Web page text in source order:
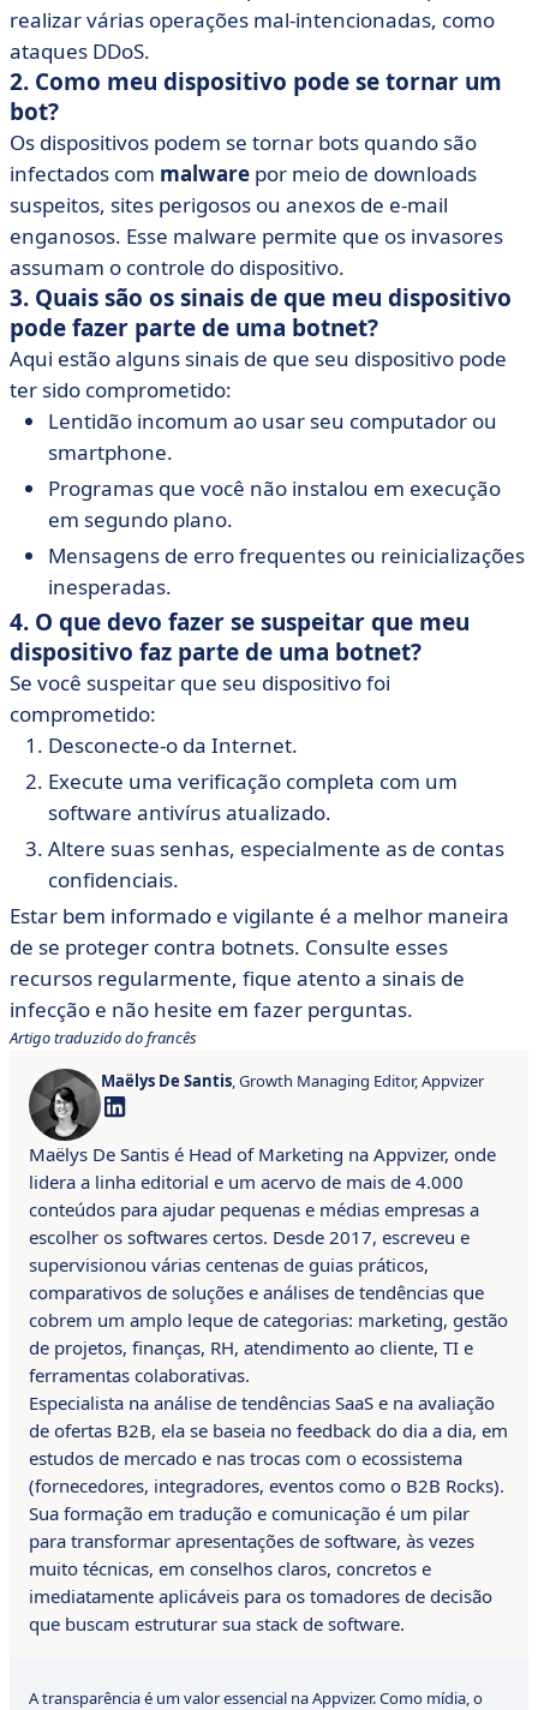
realizar várias operações mal-intencionadas, como
ataques DDoS.
2. Como meu dispositivo pode se tornar um
bot?
Os dispositivos podem se tornar bots quando são
infectados com malware por meio de downloads
suspeitos, sites perigosos ou anexos de e-mail
enganosos. Esse malware permite que os invasores
assumam o controle do dispositivo.
3. Quais são os sinais de que meu dispositivo
pode fazer parte de uma botnet?
Aqui estão alguns sinais de que seu dispositivo pode
ter sido comprometido:
Lentidão incomum ao usar seu computador ou
smartphone.
Programas que você não instalou em execução
em segundo plano.
Mensagens de erro frequentes ou reinicializações
inesperadas.
4. O que devo fazer se suspeitar que meu
dispositivo faz parte de uma botnet?
Se você suspeitar que seu dispositivo foi
comprometido:
Desconecte-o da Internet.
Execute uma verificação completa com um
software antivírus atualizado.
Altere suas senhas, especialmente as de contas
confidenciais.
Estar bem informado e vigilante é a melhor maneira
de se proteger contra botnets. Consulte esses
recursos regularmente, fique atento a sinais de
infecção e não hesite em fazer perguntas.
Artigo traduzido do francês
Maëlys De Santis, Growth Managing Editor, Appvizer
Maëlys De Santis é Head of Marketing na Appvizer, onde
lidera a linha editorial e um acervo de mais de 4.000
conteúdos para ajudar pequenas e médias empresas a
escolher os softwares certos. Desde 2017, escreveu e
supervisionou várias centenas de guias práticos,
comparativos de soluções e análises de tendências que
cobrem um amplo leque de categorias: marketing, gestão
de projetos, finanças, RH, atendimento ao cliente, TI e
ferramentas colaborativas.
Especialista na análise de tendências SaaS e na avaliação
de ofertas B2B, ela se baseia no feedback do dia a dia, em
estudos de mercado e nas trocas com o ecossistema
(fornecedores, integradores, eventos como o B2B Rocks).
Sua formação em tradução e comunicação é um pilar
para transformar apresentações de software, às vezes
muito técnicas, em conselhos claros, concretos e
imediatamente aplicáveis para os tomadores de decisão
que buscam estruturar sua stack de software.
A transparência é um valor essencial na Appvizer. Como mídia, o